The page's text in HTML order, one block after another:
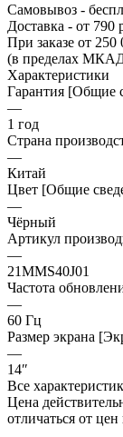
Самовывоз -
Доставка - от 790
При заказе от 250
(в пределах
Характеристики
Гарантия [Общие
—
1 год
Страна
—
Китай
Цвет [Общие
—
Чёрный
Артикул
—
21MMS40J01
Частота
—
60 Гц
Размер экрана
—
14″
Все
Цена
отличаться от